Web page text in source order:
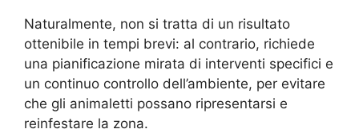
Naturalmente, non si tratta di un risultato
ottenibile in tempi brevi: al contrario, richiede
una pianificazione mirata di interventi specifici e
un continuo controllo dell’ambiente, per evitare
che gli animaletti possano ripresentarsi e
reinfestare la zona.